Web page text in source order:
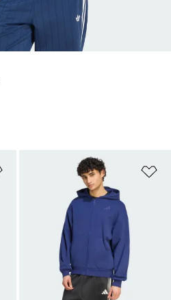
Añadir a la lista de deseos